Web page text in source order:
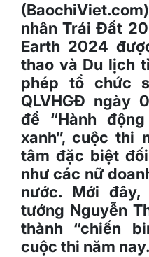
nhân Trái Đất
Earth 2024
thao và Du lịch
phép tổ chức
QLVHGĐ ngày
đề “Hành
xanh”, cuộc thi
tâm đặc biệt
như các nữ
nước. Mới
tướng Nguyễn
thành “chiến
cuộc thi năm nay.